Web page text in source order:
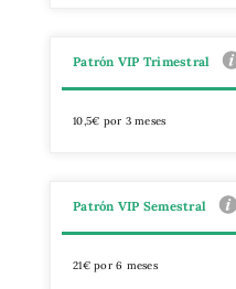
Patrón VIP Trimestral
10,5€ por 3 meses
Patrón VIP Semestral
21€ por 6 meses